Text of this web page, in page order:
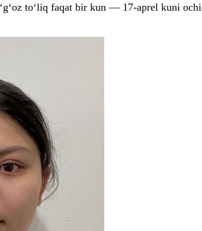
to‘liq faqat bir kun — 17-aprel kuni